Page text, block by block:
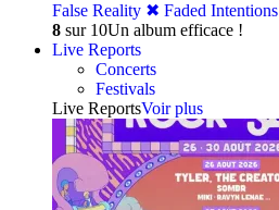
False Reality ✖︎ Faded Intentions
8 sur 10Un album efficace !
Live Reports
Concerts
Festivals
Live ReportsVoir plus